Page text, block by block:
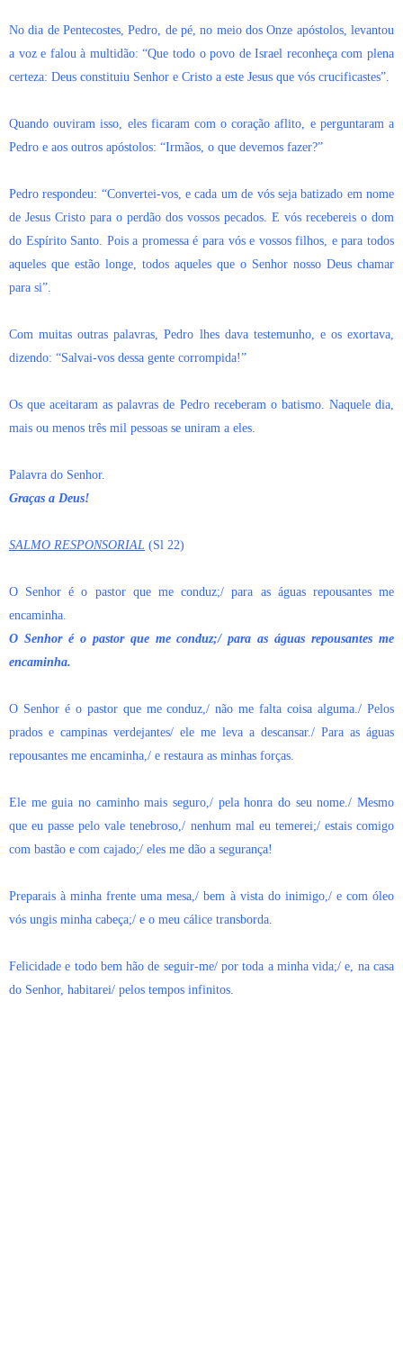
No dia de Pentecostes, Pedro, de pé, no meio dos Onze apóstolos, levantou
a voz e falou à multidão: “Que todo o povo de Israel reconheça com plena
certeza: Deus constituiu Senhor e Cristo a este Jesus que vós crucificastes”.
Quando ouviram isso, eles ficaram com o coração aflito, e perguntaram a
Pedro e aos outros apóstolos: “Irmãos, o que devemos fazer?”
Pedro respondeu: “Convertei-vos, e cada um de vós seja batizado em nome
de Jesus Cristo para o perdão dos vossos pecados. E vós recebereis o dom
do Espírito Santo. Pois a promessa é para vós e vossos filhos, e para todos
aqueles que estão longe, todos aqueles que o Senhor nosso Deus chamar
para si”.
Com muitas outras palavras, Pedro lhes dava testemunho, e os exortava,
dizendo: “Salvai-vos dessa gente corrompida!”
Os que aceitaram as palavras de Pedro receberam o batismo. Naquele dia,
mais ou menos três mil pessoas se uniram a eles.
Palavra do Senhor.
Graças a Deus!
SALMO RESPONSORIAL (Sl 22)
O Senhor é o pastor que me conduz;/ para as águas repousantes me
encaminha.
O Senhor é o pastor que me conduz;/ para as águas repousantes me
encaminha.
O Senhor é o pastor que me conduz,/ não me falta coisa alguma./ Pelos
prados e campinas verdejantes/ ele me leva a descansar./ Para as águas
repousantes me encaminha,/ e restaura as minhas forças.
Ele me guia no caminho mais seguro,/ pela honra do seu nome./ Mesmo
que eu passe pelo vale tenebroso,/ nenhum mal eu temerei;/ estais comigo
com bastão e com cajado;/ eles me dão a segurança!
Preparais à minha frente uma mesa,/ bem à vista do inimigo,/ e com óleo
vós ungis minha cabeça;/ e o meu cálice transborda.
Felicidade e todo bem hão de seguir-me/ por toda a minha vida;/ e, na casa
do Senhor, habitarei/ pelos tempos infinitos.